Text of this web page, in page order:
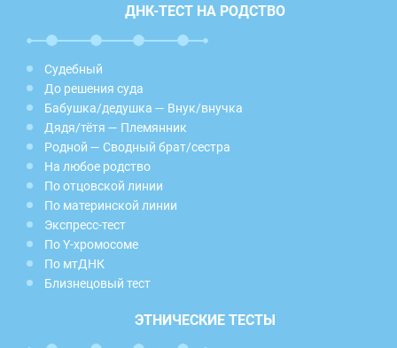
ДНК-ТЕСТ НА РОДСТВО
Судебный
До решения суда
Бабушка/дедушка — Внук/внучка
Дядя/тётя — Племянник
Родной — Сводный брат/сестра
На любое родство
По отцовской линии
По материнской линии
Экспресс-тест
По Y-хромосоме
По мтДНК
Близнецовый тест
ЭТНИЧЕСКИЕ ТЕСТЫ